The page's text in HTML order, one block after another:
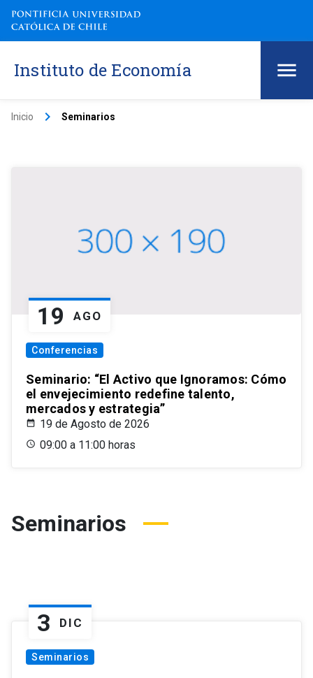
Instituto de Economía
Inicio keyboard_arrow_right Seminarios
19 AGO
Conferencias
Seminario: “El Activo que Ignoramos: Cómo
el envejecimiento redefine talento,
mercados y estrategia”
19 de Agosto de 2026
09:00 a 11:00 horas
Seminarios
3 DIC
Seminarios